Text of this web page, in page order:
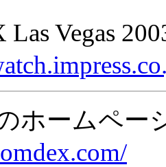
Las Vegas
ホームペー